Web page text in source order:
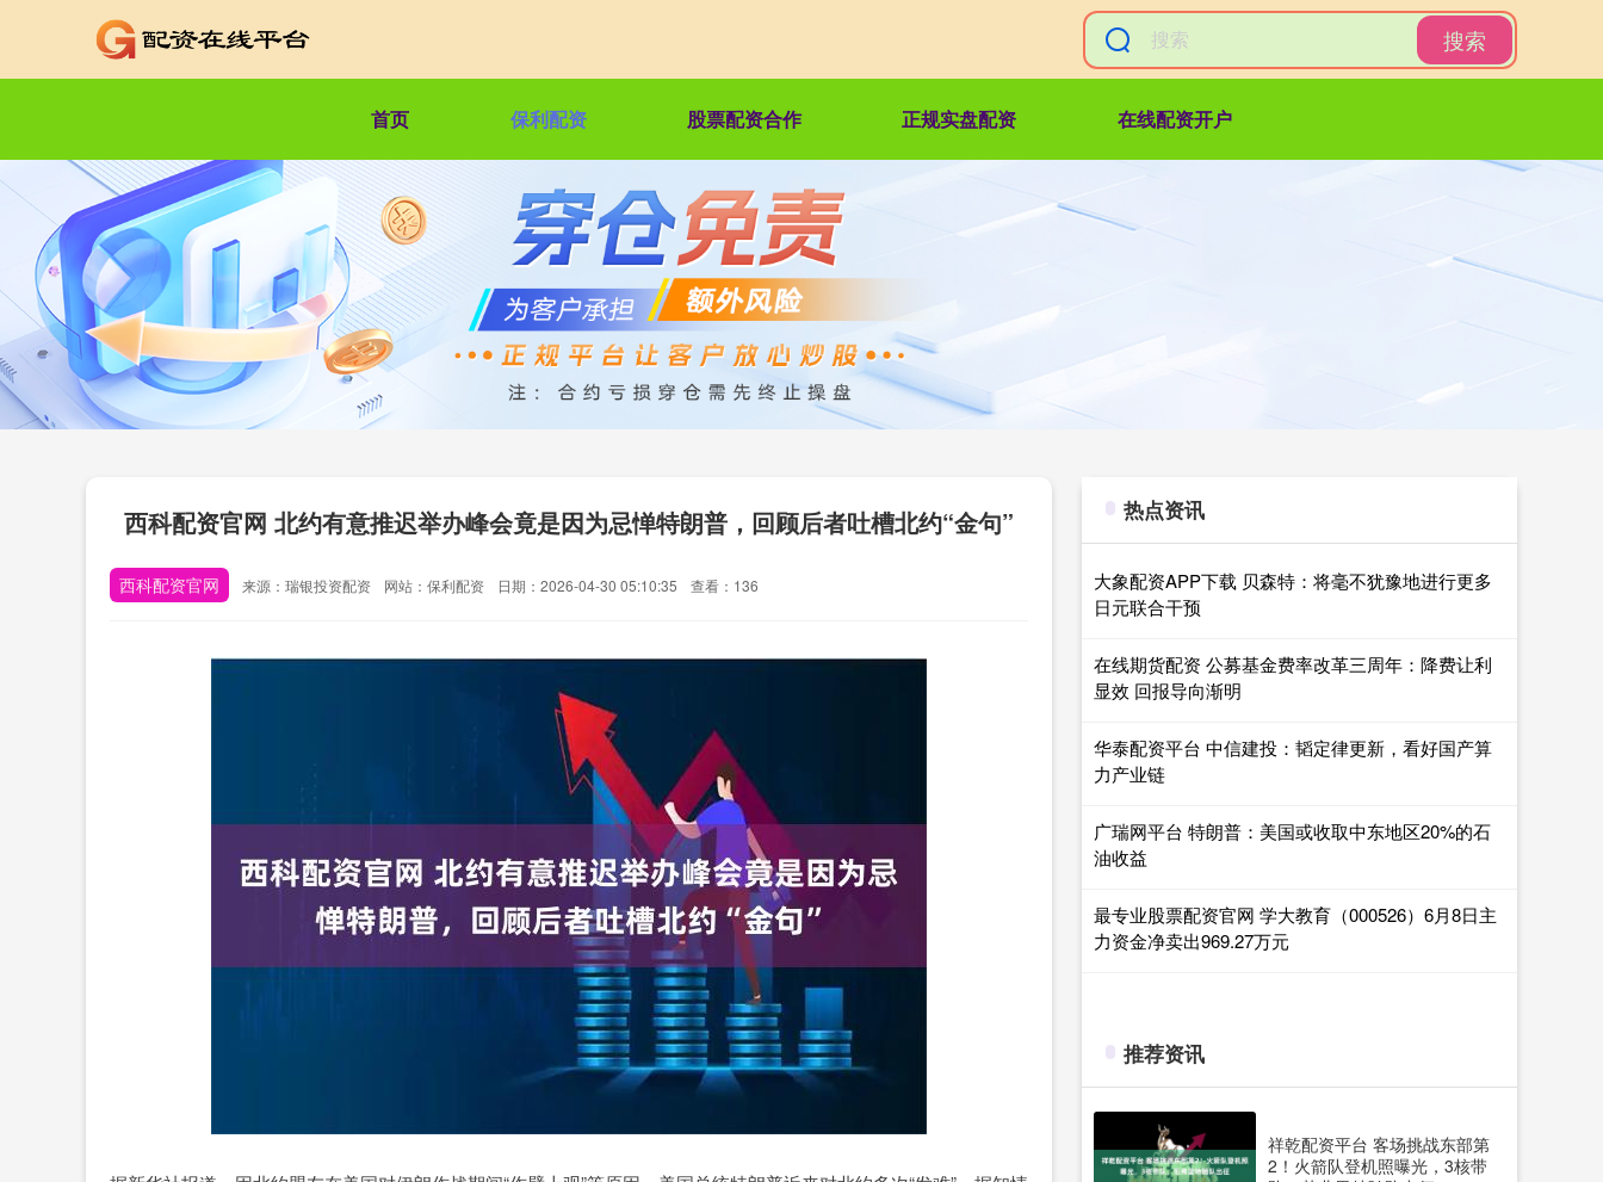
搜索
首页 保利配资 股票配资合作 正规实盘配资 在线配资开户
西科配资官网 北约有意推迟举办峰会竟是因为忌惮特朗普，回顾后者吐槽北约“金句”
西科配资官网 来源：瑞银投资配资 网站：保利配资 日期：2026-04-30 05:10:35 查看：136
热点资讯
大象配资APP下载 贝森特：将毫不犹豫地进行更多
日元联合干预
在线期货配资 公募基金费率改革三周年：降费让利
显效 回报导向渐明
华泰配资平台 中信建投：韬定律更新，看好国产算
力产业链
广瑞网平台 特朗普：美国或收取中东地区20%的石
油收益
最专业股票配资官网 学大教育（000526）6月8日主
力资金净卖出969.27万元
推荐资讯
祥乾配资平台 客场挑战东部第
2！火箭队登机照曝光，3核带